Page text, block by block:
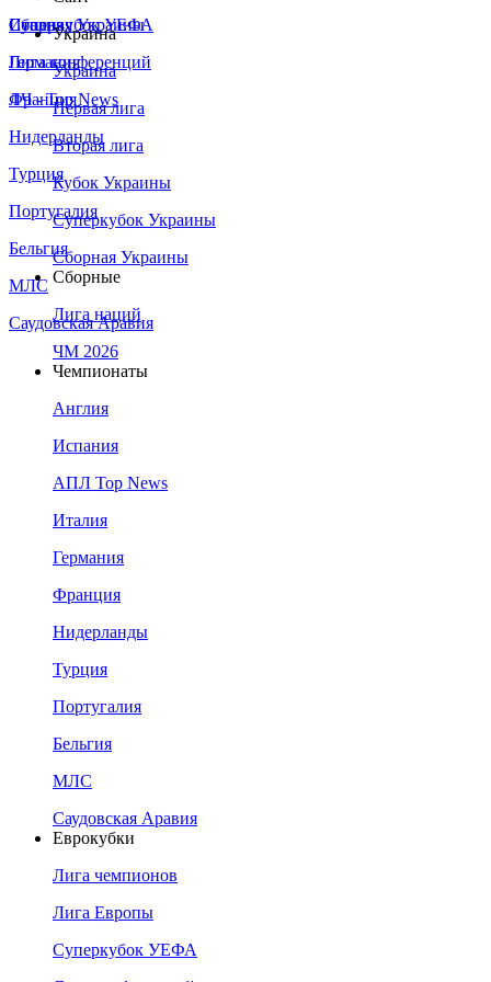
Сборная Украины
Италия
Германия
Франция
Нидерланды
Турция
Португалия
Бельгия
МЛС
Саудовская Аравия
Суперкубок УЕФА
Лига конференций
ЛЧ - Top News
Украина
Украина
Первая лига
Вторая лига
Кубок Украины
Суперкубок Украины
Сборная Украины
Сборные
Лига наций
ЧМ 2026
Чемпионаты
Англия
Испания
АПЛ Top News
Италия
Германия
Франция
Нидерланды
Турция
Португалия
Бельгия
МЛС
Саудовская Аравия
Еврокубки
Лига чемпионов
Лига Европы
Суперкубок УЕФА